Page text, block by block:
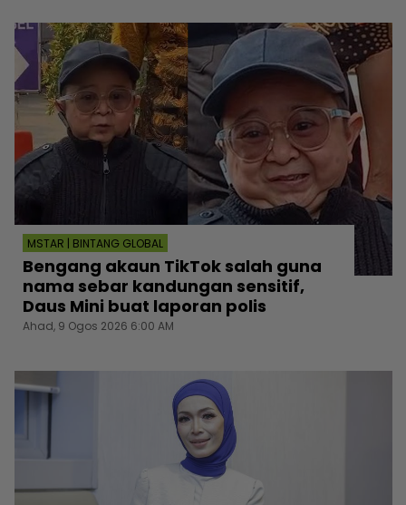
MSTAR | BINTANG GLOBAL
Bengang akaun TikTok salah guna
nama sebar kandungan sensitif,
Daus Mini buat laporan polis
Ahad, 9 Ogos 2026 6:00 AM